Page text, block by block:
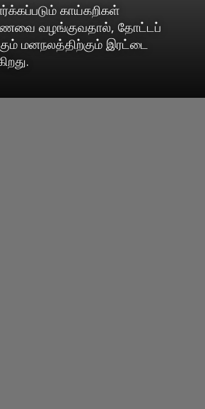
காய்கறிகள்
வழங்குவதால், தோட்டப்
மனநலத்திற்கும் இரட்டை